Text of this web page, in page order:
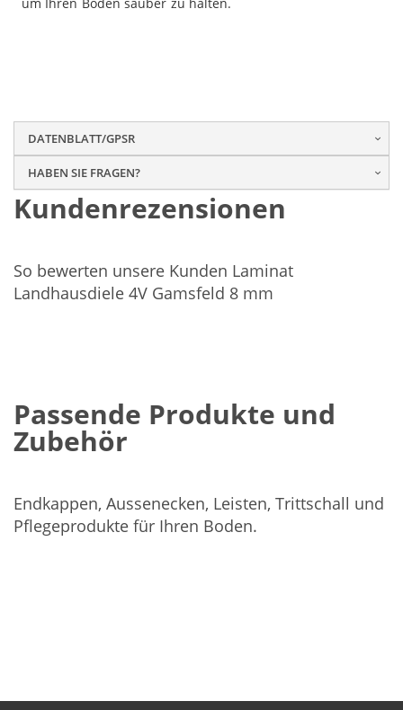
DATENBLATT/GPSR
HABEN SIE FRAGEN?
Kundenrezensionen
So bewerten unsere Kunden Laminat
Landhausdiele 4V Gamsfeld 8 mm
Passende Produkte und
Zubehör
Endkappen, Aussenecken, Leisten, Trittschall und
Pflegeprodukte für Ihren Boden.